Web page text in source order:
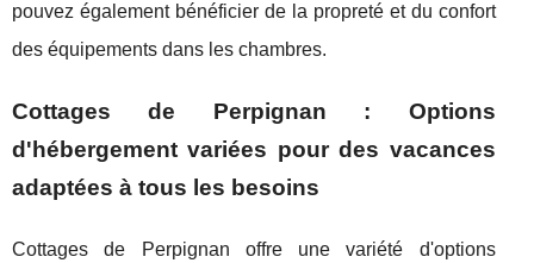
pouvez également bénéficier de la propreté et du confort
des équipements dans les chambres.
Cottages de Perpignan : Options
d'hébergement variées pour des vacances
adaptées à tous les besoins
Cottages de Perpignan offre une variété d'options